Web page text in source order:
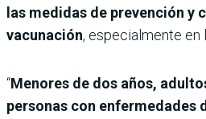
las medidas de prevención y
vacunación, especialmente en
“Menores de dos años,
personas con enfermedades